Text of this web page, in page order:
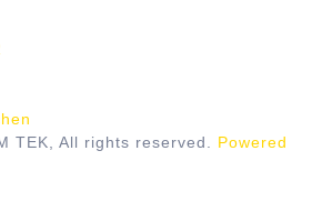
TEK, All rights reserved. Powered